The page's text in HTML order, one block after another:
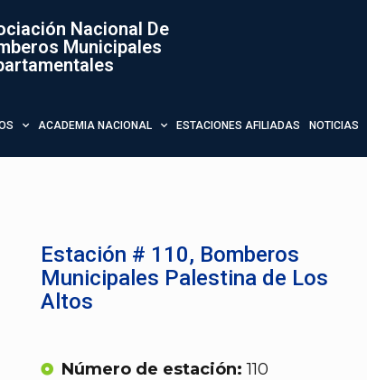
Nacional De
Municipales
ACADEMIA NACIONAL ESTACIONES AFILIADAS NOTICIAS
Estación # 110, Bomberos
Municipales Palestina de Los
Altos
Número de estación: 110